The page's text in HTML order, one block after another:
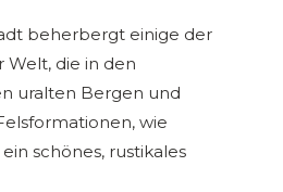
beherbergt einige der
die in den
uralten Bergen und
wie
ein schönes, rustikales